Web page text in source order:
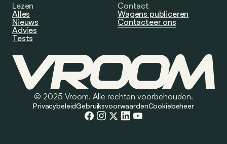
Lezen
Alles
Nieuws
Advies
Tests
Contact
Wagens publiceren
Contacteer ons
© 2025 Vroom. Alle rechten voorbehouden.
PrivacybeleidGebruiksvoorwaardenCookiebeheer